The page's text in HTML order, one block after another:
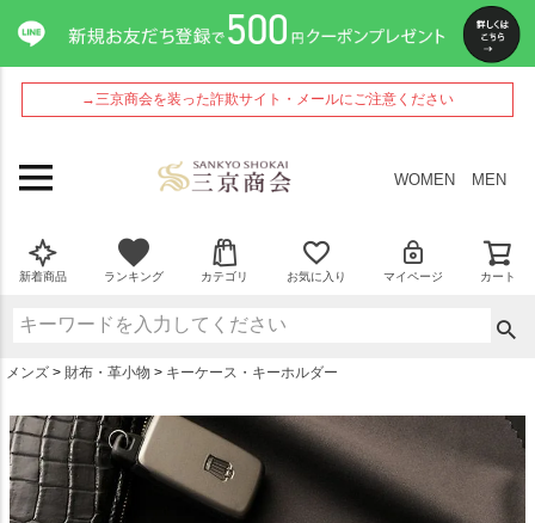
→三京商会を装った詐欺サイト・メールにご注意ください
WOMEN MEN
新着商品 ランキング カテゴリ お気に入り マイページ カート
メンズ 財布・革小物 キーケース・キーホルダー
ペー
ジト
ップ
へ